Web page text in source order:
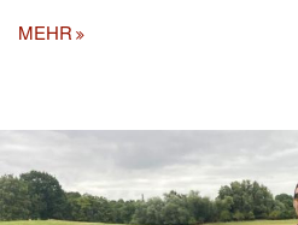
MEHR